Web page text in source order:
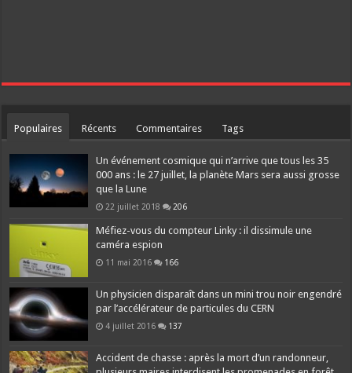
Populaires Récents Commentaires Tags
Un événement cosmique qui n’arrive que tous les 35
000 ans : le 27 juillet, la planète Mars sera aussi grosse
que la Lune
22 juillet 2018 206
Méfiez-vous du compteur Linky : il dissimule une
caméra espion
11 mai 2016 166
Un physicien disparaît dans un mini trou noir engendré
par l’accélérateur de particules du CERN
4 juillet 2016 137
Accident de chasse : après la mort d’un randonneur,